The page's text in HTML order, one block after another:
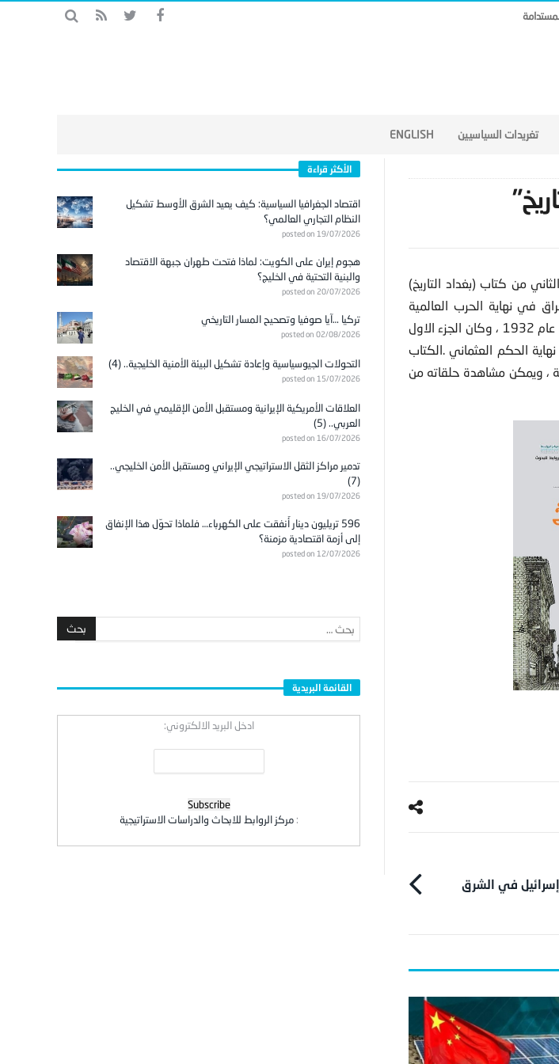
تغريدات السياسيين ENGLISH
من كتاب (بغداد التاريخ)
في نهاية الحرب العالمية
الاولى عام 1918 ،وتأسيس الدولة العراقية وحتى دخول العراق عصبة الامم دولة مستقلة عام 1932 ، وكان الجزء الاول
الحكم العثماني .الكتاب
، ويمكن مشاهدة حلقاته من
إسرائيل في الشرق
الأكثر قراءة
اقتصاد الجغرافيا السياسية: كيف يعيد الشرق الأوسط تشكيل
النظام التجاري العالمي؟
posted on 19/07/2026
هجوم إيران على الكويت: لماذا فتحت طهران جبهة الاقتصاد
والبنية التحتية في الخليج؟
posted on 20/07/2026
تركيا …آيا صوفيا وتصحيح المسار التاريخي
posted on 02/08/2026
التحولات الجيوسياسية وإعادة تشكيل البيئة الأمنية الخليجية.. (4)
posted on 15/07/2026
العلاقات الأمريكية الإيرانية ومستقبل الأمن الإقليمي في الخليج
العربي.. (5)
posted on 16/07/2026
تدمير مراكز الثقل الاستراتيجي الإيراني ومستقبل الأمن الخليجي..
(7)
posted on 19/07/2026
596 تريليون دينار أُنفقت على الكهرباء… فلماذا تحوّل هذا الإنفاق
إلى أزمة اقتصادية مزمنة؟
posted on 12/07/2026
القائمة البريدية
ادخل البريد الالكتروني:
:مركز الروابط للابحاث والدراسات الاستراتيجية